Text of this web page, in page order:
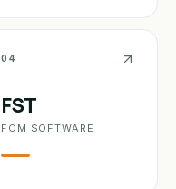
04
FST
FOM SOFTWARE